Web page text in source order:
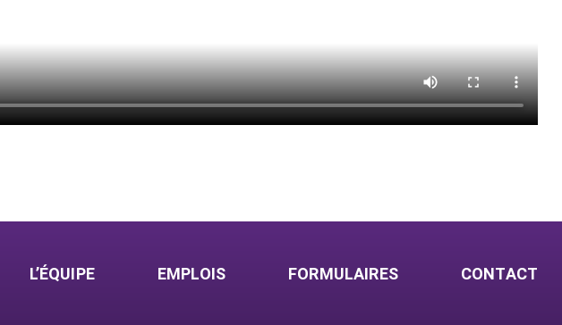
L’ÉQUIPE EMPLOIS FORMULAIRES CONTACT